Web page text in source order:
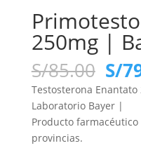
250mg |
S/85.00 El
era:
S/
S/
Testosterona
Laboratorio Bayer |
Producto
provincias.